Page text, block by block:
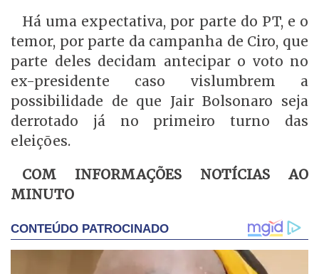
Há uma expectativa, por parte do PT, e o
temor, por parte da campanha de Ciro, que
parte deles decidam antecipar o voto no
ex-presidente caso vislumbrem a
possibilidade de que Jair Bolsonaro seja
derrotado já no primeiro turno das
eleições.
COM INFORMAÇÕES NOTÍCIAS AO
MINUTO